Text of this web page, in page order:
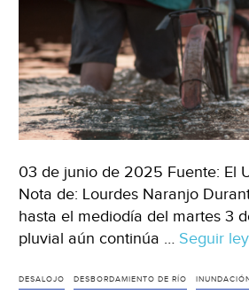
03 de junio de 2025 Fuente: El
Nota de: Lourdes Naranjo
hasta el mediodía del martes 3
pluvial aún continúa … Seguir
DESALOJO DESBORDAMIENTO DE RÍO